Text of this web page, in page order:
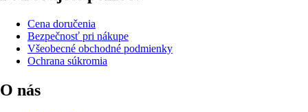
Cena doručenia
Bezpečnosť pri nákupe
Všeobecné obchodné podmienky
Ochrana súkromia
O nás